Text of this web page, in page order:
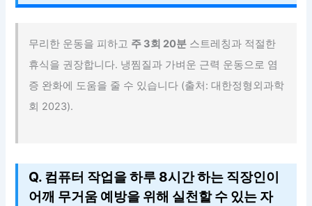
무리한 운동을 피하고 주 3회 20분 스트레칭과 적절한
휴식을 권장합니다. 냉찜질과 가벼운 근력 운동으로 염
증 완화에 도움을 줄 수 있습니다 (출처: 대한정형외과학
회 2023).
Q. 컴퓨터 작업을 하루 8시간 하는 직장인이
어깨 무거움 예방을 위해 실천할 수 있는 자